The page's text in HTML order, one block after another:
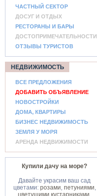
ЧАСТНЫЙ СЕКТОР
ДОСУГ И ОТДЫХ
РЕСТОРАНЫ И БАРЫ
ДОСТОПРИМЕЧАТЕЛЬНОСТИ
ОТЗЫВЫ ТУРИСТОВ
НЕДВИЖИМОСТЬ
ВСЕ ПРЕДЛОЖЕНИЯ
ДОБАВИТЬ ОБЪЯВЛЕНИЕ
НОВОСТРОЙКИ
ДОМА, КВАРТИРЫ
БИЗНЕС НЕДВИЖИМОСТЬ
ЗЕМЛЯ У МОРЯ
АРЕНДА НЕДВИЖИМОСТИ
Купили дачу на море?
Давайте украсим ваш сад
цветами: розами, петуниями,
цветущими кустарниками